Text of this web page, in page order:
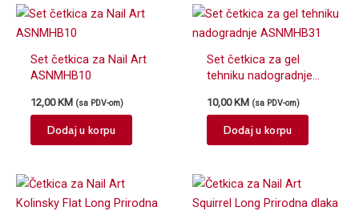
Set četkica za Nail Art
ASNMHB10
12,00 KM (sa PDV-om)
Dodaj u korpu
Set četkica za gel
tehniku nadogradnje
10,00 KM (sa PDV-om)
Dodaj u korpu